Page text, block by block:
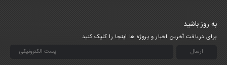
به روز باشید
برای دریافت آخرین اخبار و پروژه ها اینجا را کلیک کنید